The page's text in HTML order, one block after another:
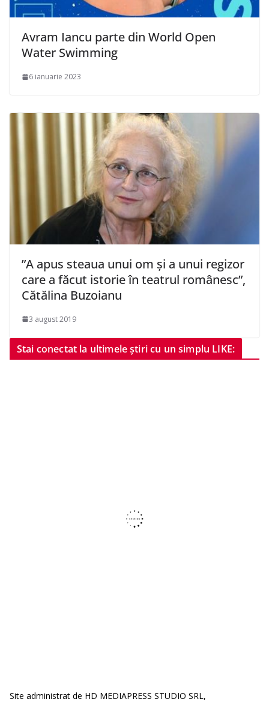
Avram Iancu parte din World Open
Water Swimming
6 ianuarie 2023
”A apus steaua unui om şi a unui regizor
care a făcut istorie în teatrul românesc”,
Cătălina Buzoianu
3 august 2019
Stai conectat la ultimele știri cu un simplu LIKE:
Site administrat de HD MEDIAPRESS STUDIO SRL,